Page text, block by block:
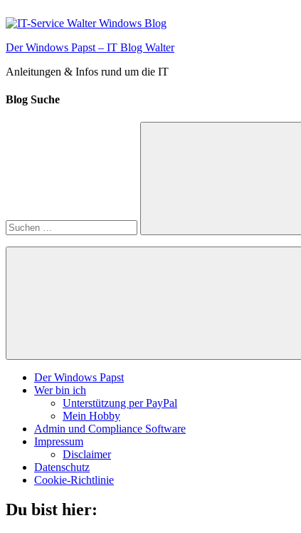
Inhalt
Der Windows Papst – IT Blog Walter
Anleitungen & Infos rund um die IT
Blog Suche
Suchen
Der Windows Papst
Wer bin ich
Unterstützung per PayPal
Mein Hobby
Admin und Compliance Software
Impressum
Disclaimer
Datenschutz
Cookie-Richtlinie
Du bist hier: